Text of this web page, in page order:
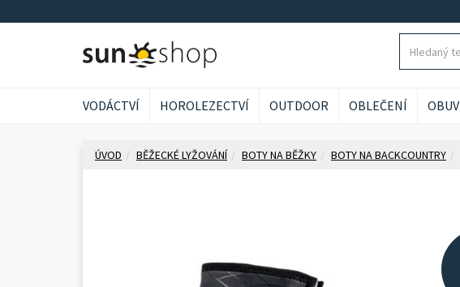
VODÁCTVÍ HOROLEZECTVÍ OUTDOOR OBLEČENÍ OBUV
ÚVOD BĚŽECKÉ LYŽOVÁNÍ BOTY NA BĚŽKY BOTY NA BACKCOUNTRY